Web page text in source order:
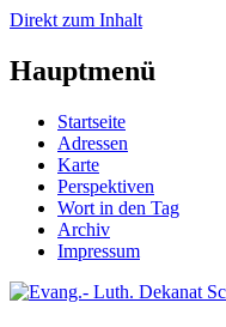
Direkt zum Inhalt
Hauptmenü
Startseite
Adressen
Karte
Perspektiven
Wort in den Tag
Archiv
Impressum